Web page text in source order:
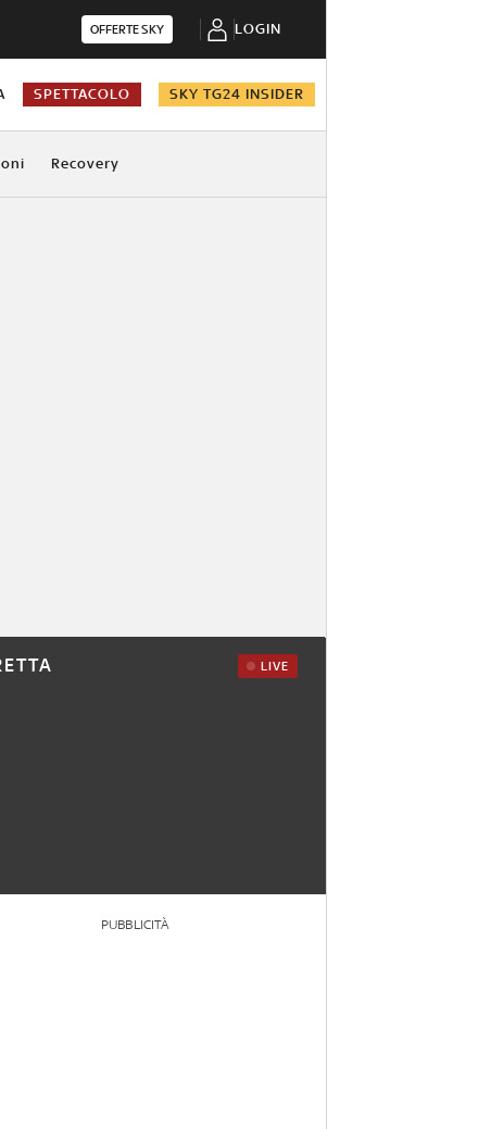
OFFERTE SKY LOGIN
SPETTACOLO SKY TG24 INSIDER
Recovery
LIVE
PUBBLICITÀ